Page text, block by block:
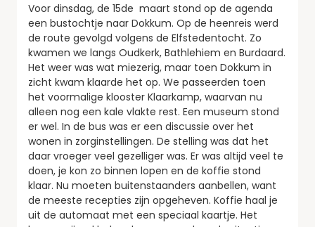
Voor dinsdag, de 15de maart stond op de agenda
een bustochtje naar Dokkum. Op de heenreis werd
de route gevolgd volgens de Elfstedentocht. Zo
kwamen we langs Oudkerk, Bathlehiem en Burdaard.
Het weer was wat miezerig, maar toen Dokkum in
zicht kwam klaarde het op. We passeerden toen
het voormalige klooster Klaarkamp, waarvan nu
alleen nog een kale vlakte rest. Een museum stond
er wel. In de bus was er een discussie over het
wonen in zorginstellingen. De stelling was dat het
daar vroeger veel gezelliger was. Er was altijd veel te
doen, je kon zo binnen lopen en de koffie stond
klaar. Nu moeten buitenstaanders aanbellen, want
de meeste recepties zijn opgeheven. Koffie haal je
uit de automaat met een speciaal kaartje. Het